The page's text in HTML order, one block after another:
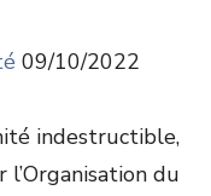
09/10/2022
indestructible,
l’Organisation du